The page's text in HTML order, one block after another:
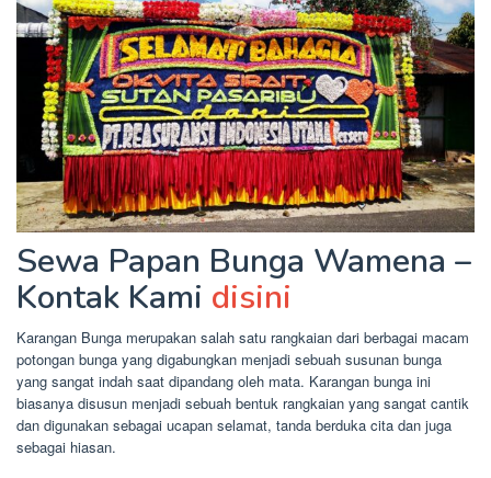
Sewa Papan Bunga Wamena –
Kontak Kami disini
Karangan Bunga merupakan salah satu rangkaian dari berbagai macam
potongan bunga yang digabungkan menjadi sebuah susunan bunga
yang sangat indah saat dipandang oleh mata. Karangan bunga ini
biasanya disusun menjadi sebuah bentuk rangkaian yang sangat cantik
dan digunakan sebagai ucapan selamat, tanda berduka cita dan juga
sebagai hiasan.